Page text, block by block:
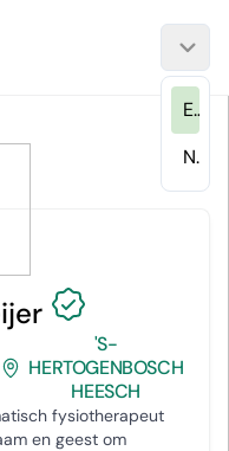
EN
NL
'S-
HERTOGENBOSCH
HEESCH
fysiotherapeut
en geest om